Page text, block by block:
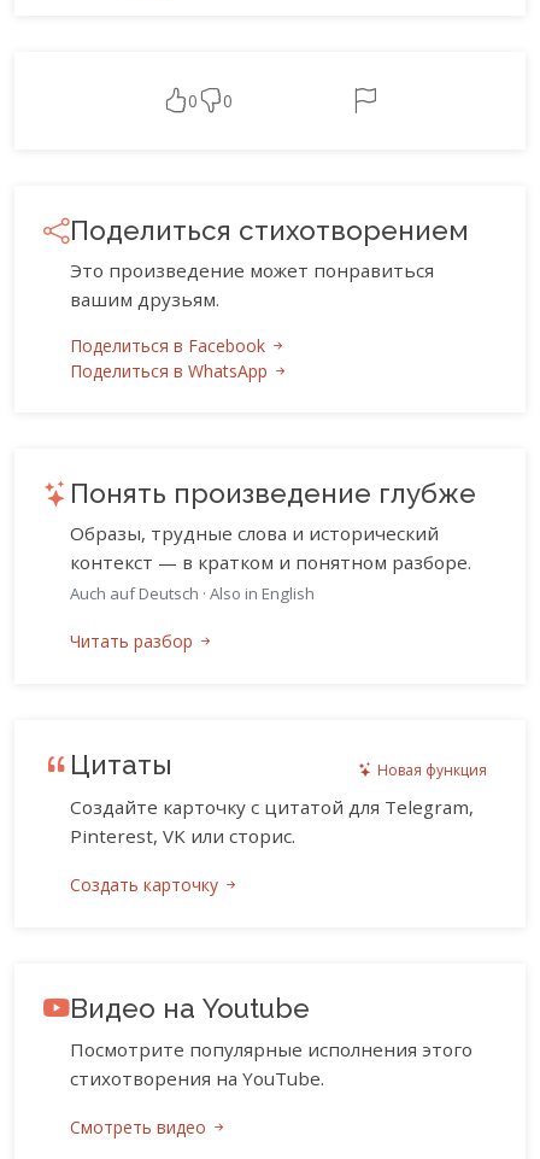
0 0
Поделиться стихотворением
Это произведение может понравиться
вашим друзьям.
Поделиться в Facebook
Поделиться в WhatsApp
Понять произведение глубже
Образы, трудные слова и исторический
контекст — в кратком и понятном разборе.
Auch auf Deutsch · Also in English
Читать разбор
Цитаты Новая функция
Создайте карточку с цитатой для Telegram,
Pinterest, VK или сторис.
Создать карточку
Видео на Youtube
Посмотрите популярные исполнения этого
стихотворения на YouTube.
Смотреть видео